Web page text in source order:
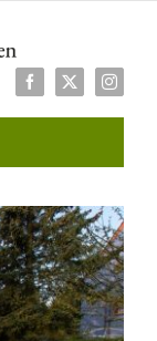
Facebook
X